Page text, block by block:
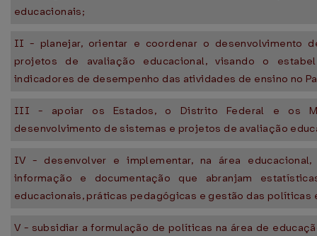
educacionais;
II - planejar, orientar e coordenar o desenvolvimento
projetos de avaliação educacional, visando o
indicadores de desempenho das atividades de ensino no
III - apoiar os Estados, o Distrito Federal e os
desenvolvimento de sistemas e projetos de avaliação
IV - desenvolver e implementar, na área
informação e documentação que abranjam
educacionais, práticas pedagógicas e gestão das políticas
V - subsidiar a formulação de políticas na área de